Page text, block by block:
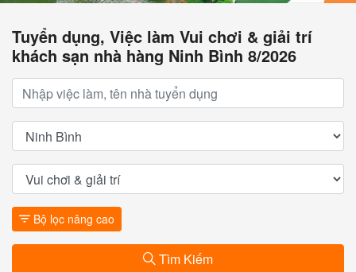
Tuyển dụng, Việc làm Vui chơi & giải trí
khách sạn nhà hàng Ninh Bình 8/2026
Bộ lọc nâng cao
Tìm Kiếm